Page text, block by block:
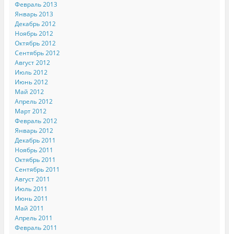
Февраль 2013
Январь 2013
Декабрь 2012
Ноябрь 2012
Октябрь 2012
Сентябрь 2012
Август 2012
Июль 2012
Июнь 2012
Май 2012
Апрель 2012
Март 2012
Февраль 2012
Январь 2012
Декабрь 2011
Ноябрь 2011
Октябрь 2011
Сентябрь 2011
Август 2011
Июль 2011
Июнь 2011
Май 2011
Апрель 2011
Февраль 2011